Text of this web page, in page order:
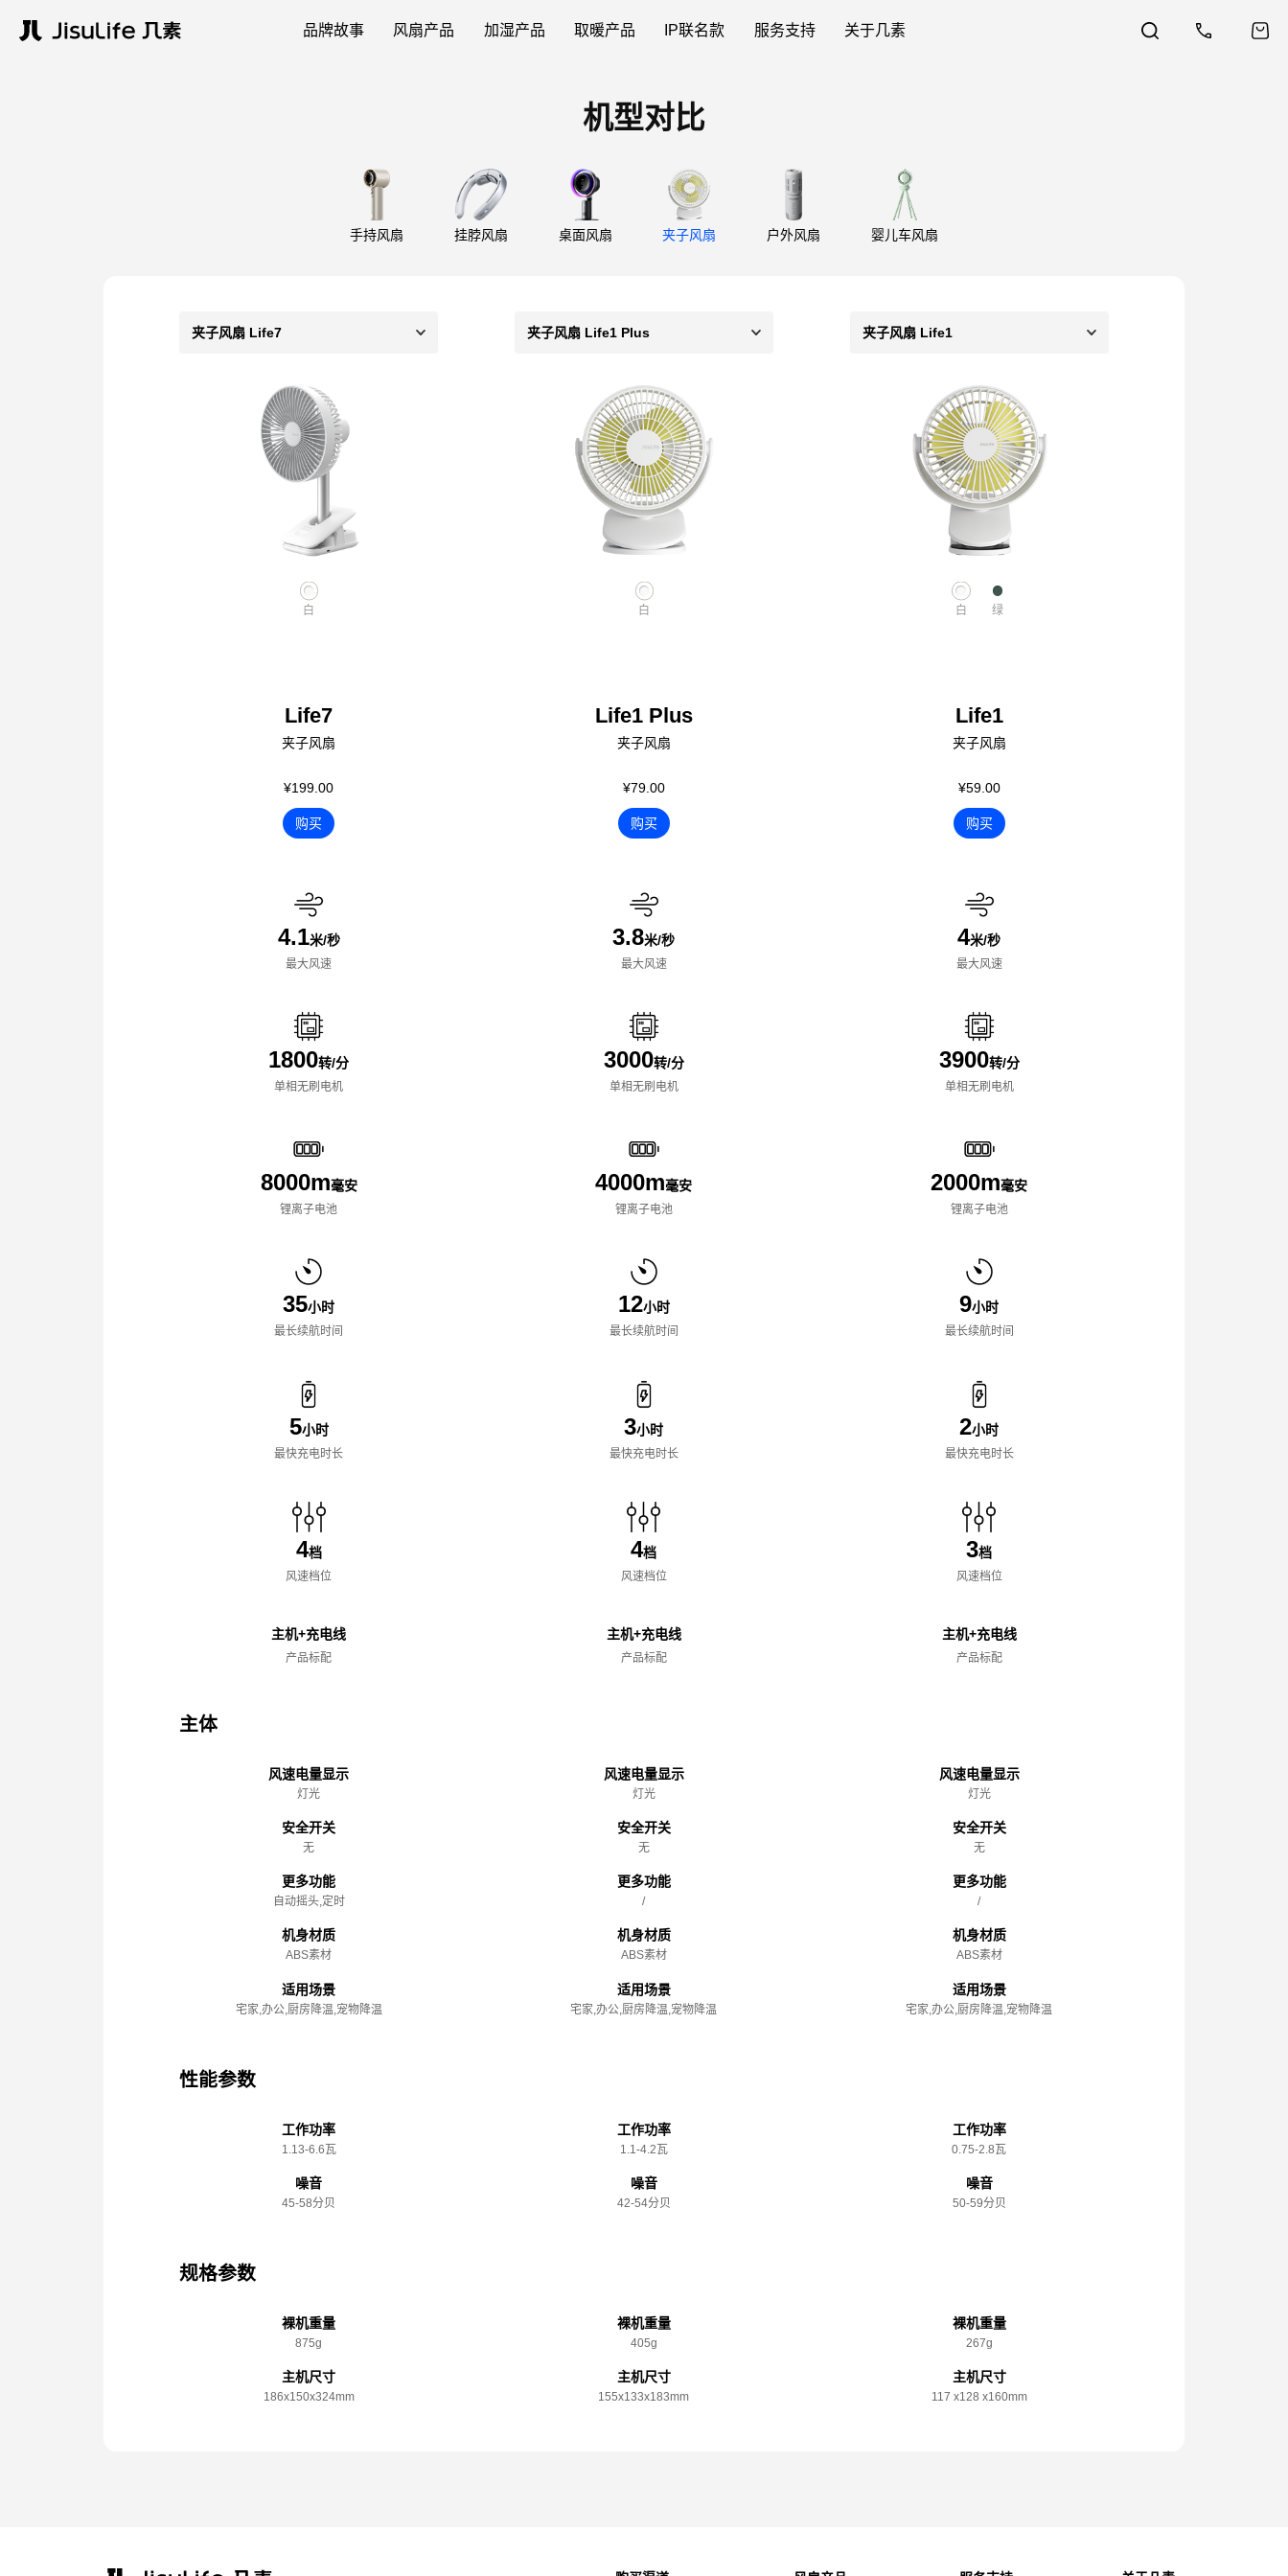
品牌故事 风扇产品 加湿产品 取暖产品 IP联名款 服务支持 关于几素
机型对比
手持风扇 挂脖风扇 桌面风扇 夹子风扇 户外风扇 婴儿车风扇
夹子风扇 Life7
白
Life7
夹子风扇
¥199.00
购买
4.1米/秒
最大风速
1800转/分
单相无刷电机
8000m毫安
锂离子电池
35小时
最长续航时间
5小时
最快充电时长
4档
风速档位
主机+充电线
产品标配
主体
风速电量显示
灯光
安全开关
无
更多功能
自动摇头,定时
机身材质
ABS素材
适用场景
宅家,办公,厨房降温,宠物降温
性能参数
工作功率
1.13-6.6瓦
噪音
45-58分贝
规格参数
裸机重量
875g
主机尺寸
186x️150x️324mm
夹子风扇 Life1 Plus
白
Life1 Plus
夹子风扇
¥79.00
购买
3.8米/秒
最大风速
3000转/分
单相无刷电机
4000m毫安
锂离子电池
12小时
最长续航时间
3小时
最快充电时长
4档
风速档位
主机+充电线
产品标配
风速电量显示
灯光
安全开关
无
更多功能
/
机身材质
ABS素材
适用场景
宅家,办公,厨房降温,宠物降温
工作功率
1.1-4.2瓦
噪音
42-54分贝
裸机重量
405g
主机尺寸
155x️133x️183mm
夹子风扇 Life1
白 绿
Life1
夹子风扇
¥59.00
购买
4米/秒
最大风速
3900转/分
单相无刷电机
2000m毫安
锂离子电池
9小时
最长续航时间
2小时
最快充电时长
3档
风速档位
主机+充电线
产品标配
风速电量显示
灯光
安全开关
无
更多功能
/
机身材质
ABS素材
适用场景
宅家,办公,厨房降温,宠物降温
工作功率
0.75-2.8瓦
噪音
50-59分贝
裸机重量
267g
主机尺寸
117 x️128 x️160mm